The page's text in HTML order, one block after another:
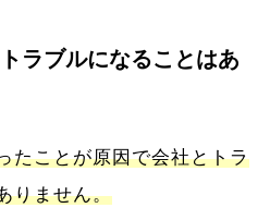
ラブルになることはあ
たことが原因で会社とトラ
りません。